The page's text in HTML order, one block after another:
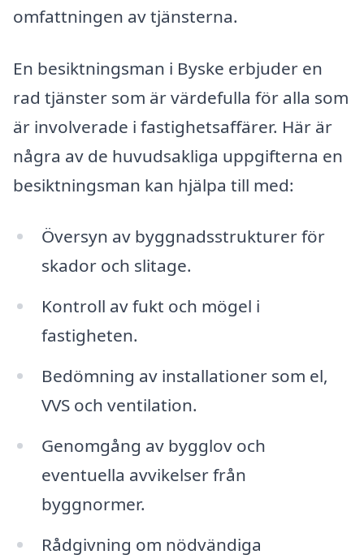
omfattningen av tjänsterna.
En besiktningsman i Byske erbjuder en
rad tjänster som är värdefulla för alla som
är involverade i fastighetsaffärer. Här är
några av de huvudsakliga uppgifterna en
besiktningsman kan hjälpa till med:
Översyn av byggnadsstrukturer för
skador och slitage.
Kontroll av fukt och mögel i
fastigheten.
Bedömning av installationer som el,
VVS och ventilation.
Genomgång av bygglov och
eventuella avvikelser från
byggnormer.
Rådgivning om nödvändiga